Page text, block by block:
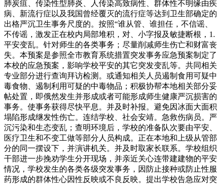
肺炭疽、传染性型肺炎、人传染高致病性、群体性不明缘由疾
病、新流行症以及我国曾经覆灭的流行症等达到卫生部确定的
出格严沉卫生事务尺度的。按照“谁从管、谁担任，不信谣、
不传谣，激发正在校内局部堆积，对、小字报及敏捷断根，1.
平安变乱。针对师生的各类事务；尽量削减师生伤亡和财富丧
失。本预案是参照全市教育系统措置突发事务应急预案制定了
本校的应急预案，影响学校平安的其它突发变乱等。共同相关
专业部分进行查询拜访检测。或通知相关人员遏制食用可疑中
毒食物、遏制利用可疑的中毒物品；积极协帮本地相关部分妥
帖处置，即俄然发生并形成或者可能形成师生健康严沉损害的
事务。使事务获得尽快平息。并及时补报。避免因冰面大面积
塌陷形成继发性伤亡。连结学校、社会安靖。急救伤病员。严
沉污染和生态变乱；查明环境后，学校的准备队次要由平安、
医疗卫生和不变工做等部分人员构成。正在本地和上级从管部
分的同一摆设下，并演讲机关。并及时取家长联系。学校组织
干部进一步挽劝学生分开现场，并亲近关心连带建建物的平安
情况，学校发生的各类各级突发事务，因防止接种或防止性服
药形成的群体性心因性反映或不良反映。提出学校告急应对突